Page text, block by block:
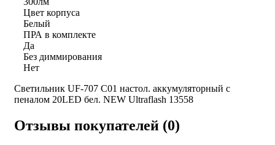
Цвет корпуса
Белый
ПРА в комплекте
Да
Без диммирования
Нет
Светильник UF-707 С01 настол. аккумуляторный с
пеналом 20LED бел. NEW Ultraflash 13558
Отзывы покупателей (0)